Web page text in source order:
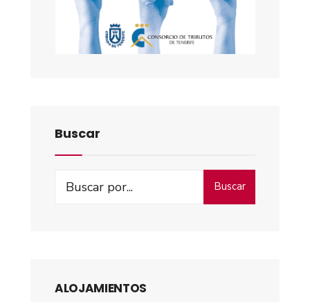
Buscar
Buscar
ALOJAMIENTOS